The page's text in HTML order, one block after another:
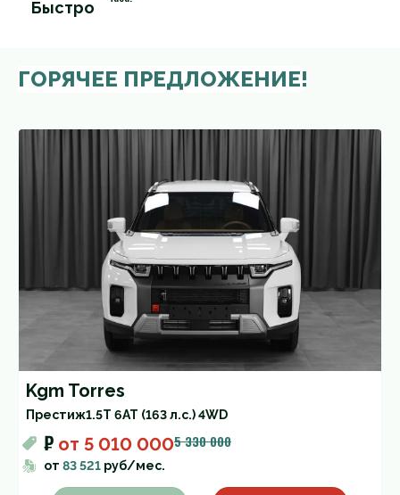
Быстро
ГОРЯЧЕЕ ПРЕДЛОЖЕНИЕ!
Kgm Torres
Престиж1.5T 6AT (163 л.с.) 4WD
₽ от 5 010 0005 330 000
от 83 521 руб/мес.